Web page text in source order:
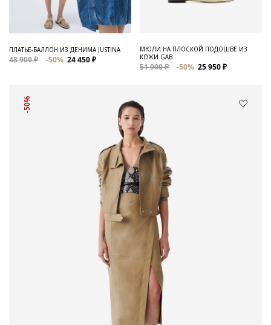
ПЛАТЬЕ-БАЛЛОН ИЗ ДЕНИМА JUSTINA
48 900 ₽ -50% 24 450 ₽
МЮЛИ НА ПЛОСКОЙ ПОДОШВЕ ИЗ
КОЖИ GAB
51 900 ₽ -50% 25 950 ₽
-50%